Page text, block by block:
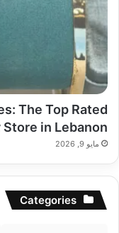
The Top Rated
in Lebanon
مايو 9, 2026
Categories